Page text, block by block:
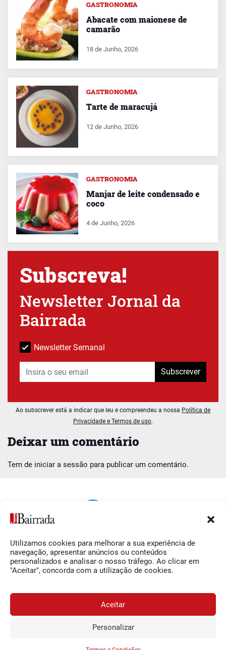
Utilizamos cookies para melhorar a sua experiência de
navegação, apresentar anúncios ou conteúdos
personalizados e analisar o nosso tráfego. Ao clicar em
"Aceitar", concorda com a utilização de cookies.
Aceitar
Personalizar
Deixar um comentário
Tem de iniciar a sessão para publicar um comentário.
GASTRONOMIA
Abacate com maionese de
camarão
18 de Junho, 2026
GASTRONOMIA
Tarte de maracujá
12 de Junho, 2026
GASTRONOMIA
Manjar de leite condensado e
coco
4 de Junho, 2026
Subscreva!
Newsletter Jornal da
Bairrada
Newsletter Semanal
Subscrever
Ao subscrever está a indicar que leu e compreendeu a nossa Política de
Privacidade e Termos de uso.
Siga-nos
Facebook
O Jornal da Bairrada
Contactos
Termos e Condições
© 2026 Jornal da Bairrada